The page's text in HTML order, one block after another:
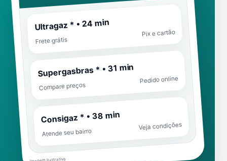
Ultragaz * • 24 min
Frete grátis
Pix e cartão
Supergasbras * • 31 min
Compare preços
Pedido online
Consigaz * • 38 min
Atende seu bairro
Veja condições